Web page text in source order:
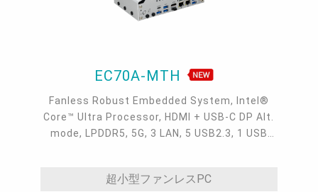
EC70A-MTH
Fanless Robust Embedded System, Intel®
Core™ Ultra Processor, HDMI + USB-C DP Alt.
mode, LPDDR5, 5G, 3 LAN, 5 USB2.3, 1 USB
超小型ファンレスPC